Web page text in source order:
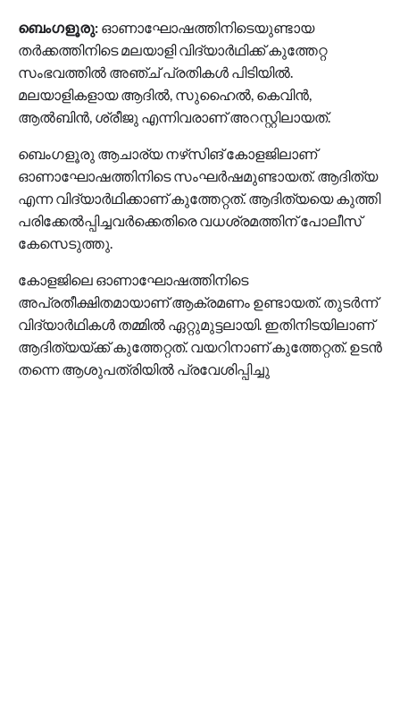
ബെംഗളൂരു: ഓണാഘോഷത്തിനിടെയുണ്ടായ
തർക്കത്തിനിടെ മലയാളി വിദ്യാർഥിക്ക് കുത്തേറ്റ
സംഭവത്തിൽ അഞ്ച് പ്രതികൾ പിടിയിൽ.
മലയാളികളായ ആദിൽ, സുഹൈൽ, കെവിൻ,
ആൽബിൻ, ശ്രീജു എന്നിവരാണ് അറസ്റ്റിലായത്.
ബെംഗളൂരു ആചാര്യ നഴ്‌സിങ് കോളജിലാണ്
ഓണാഘോഷത്തിനിടെ സംഘര്‍ഷമുണ്ടായത്. ആദിത്യ
എന്ന വിദ്യാര്‍ഥിക്കാണ് കുത്തേറ്റത്. ആദിത്യയെ കുത്തി
പരിക്കേല്‍പ്പിച്ചവർക്കെതിരെ വധശ്രമത്തിന് പോലീസ്‌
കേസെടുത്തു.
കോളജിലെ ഓണാഘോഷത്തിനിടെ
അപ്രതീക്ഷിതമായാണ് ആക്രമണം ഉണ്ടായത്. തുടര്‍ന്ന്
വിദ്യാര്‍ഥികള്‍ തമ്മില്‍ ഏറ്റുമുട്ടലായി. ഇതിനിടയിലാണ്
ആദിത്യയ്‌ക്ക് കുത്തേറ്റത്. വയറിനാണ് കുത്തേറ്റത്. ഉടൻ
തന്നെ ആശുപത്രിയില്‍ പ്രവേശിപ്പിച്ചു